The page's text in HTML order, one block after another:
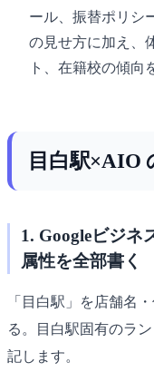
ール、振替ポリシ
の見せ方に加え、
ト、在籍校の傾向
目白駅×AIO
1. Googleビジネ
属性を全部書く
「目白駅」を店舗名
る。目白駅固有のラ
記します。